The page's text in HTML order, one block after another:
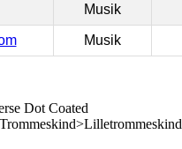
Musik
Musik
Dot Coated